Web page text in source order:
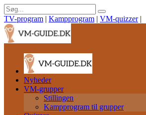
TV-program | Kampprogram | VM-quizzer |
Nyheder
VM-grupper
Stillingen
Kampprogram til grupper